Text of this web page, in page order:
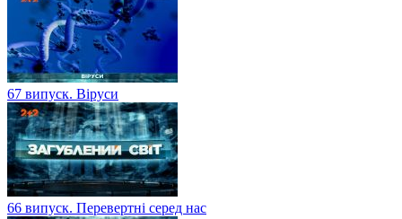
67 випуск. Віруси
66 випуск. Перевертні серед нас